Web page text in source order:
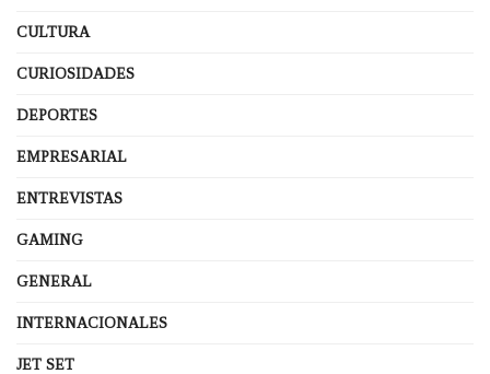
CULTURA
CURIOSIDADES
DEPORTES
EMPRESARIAL
ENTREVISTAS
GAMING
GENERAL
INTERNACIONALES
JET SET